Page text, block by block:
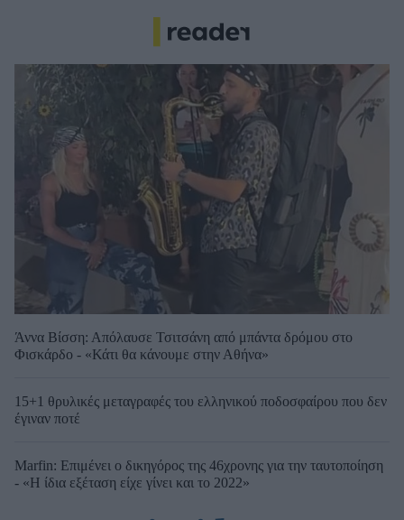
Άννα Βίσση: Απόλαυσε Τσιτσάνη από μπάντα δρόμου στο
Φισκάρδο - «Κάτι θα κάνουμε στην Αθήνα»
15+1 θρυλικές μεταγραφές του ελληνικού ποδοσφαίρου που δεν
έγιναν ποτέ
Marfin: Επιμένει ο δικηγόρος της 46χρονης για την ταυτοποίηση
- «Η ίδια εξέταση είχε γίνει και το 2022»